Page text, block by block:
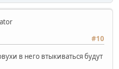
#10
в него втыкиваться будут